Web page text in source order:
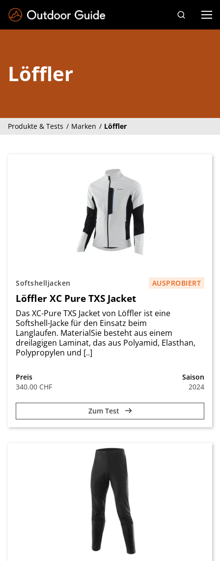
Löffler
Produkte & Tests Marken Löffler
Softshelljacken AUSPROBIERT
Löffler XC Pure TXS Jacket
Das XC-Pure TXS Jacket von Löffler ist eine
Softshell-Jacke für den Einsatz beim
Langlaufen. MaterialSie besteht aus einem
dreilagigen Laminat, das aus Polyamid, Elasthan,
Polypropylen und [..]
Preis
340.00 CHF
Saison
2024
Zum Test